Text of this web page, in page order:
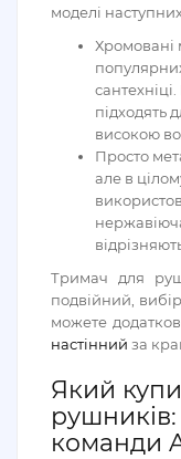
моделі
Хромовані
підходять
високою
Просто
але в
Тримач для
подвійний,
можете
настінний за
Який
рушників:
команди